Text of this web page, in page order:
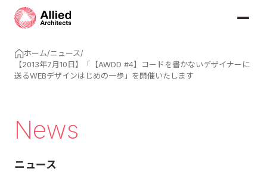
ホーム/ニュース/
【2013年7月10日】「【AWDD #4】コードを書かないデザイナーに
送るWEBデザインはじめの一歩」を開催いたします
News
ニュース